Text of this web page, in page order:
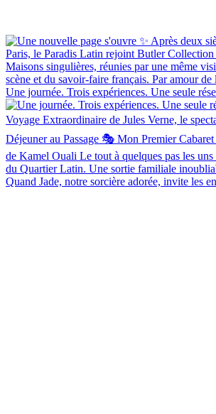
Une journée. Trois expériences. Une seule
Quand Jade, notre sorcière adorée, invite les